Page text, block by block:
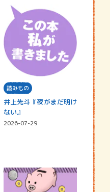
読みもの
井上先斗『夜がまだ明け
ない』
2026-07-29